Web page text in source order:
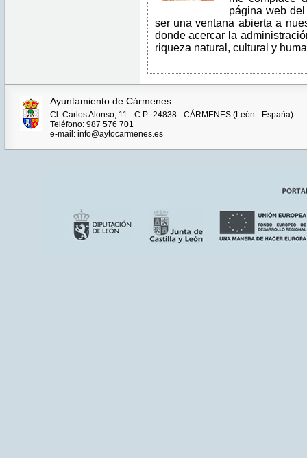
página web
ser una ventana abierta a
donde acercar la
riqueza natural, cultural y
Ayuntamiento de Cármenes
Cl. Carlos Alonso, 11 - C.P.: 24838 - CÁRMENES (León - España)
Teléfono: 987 576 701
e-mail: info@aytocarmenes.es